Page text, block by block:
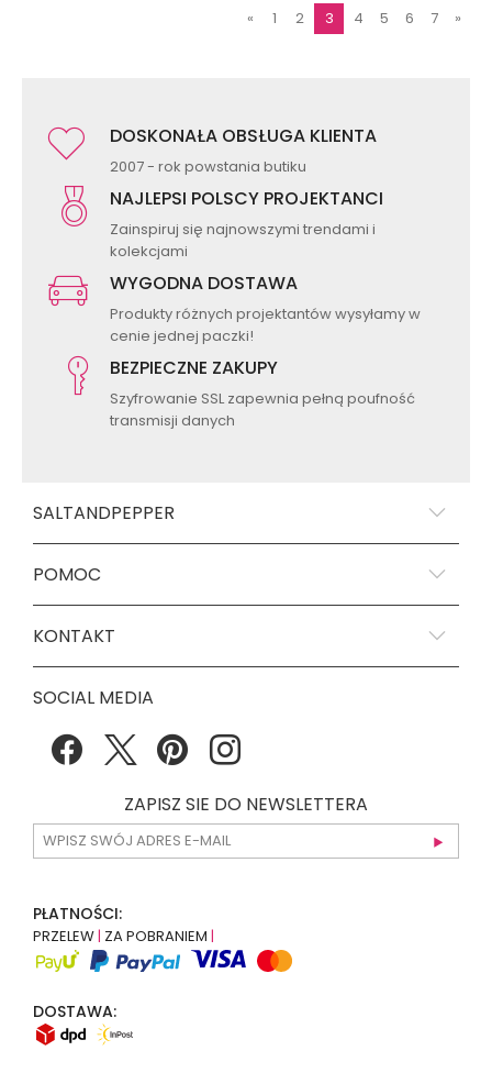
« 1 2 3 4 5 6 7 »
DOSKONAŁA OBSŁUGA KLIENTA
2007 - rok powstania butiku
NAJLEPSI POLSCY PROJEKTANCI
Zainspiruj się najnowszymi trendami i
kolekcjami
WYGODNA DOSTAWA
Produkty różnych projektantów wysyłamy w
cenie jednej paczki!
BEZPIECZNE ZAKUPY
Szyfrowanie SSL zapewnia pełną poufność
transmisji danych
SALTANDPEPPER
POMOC
KONTAKT
SOCIAL MEDIA
ZAPISZ SIE DO NEWSLETTERA
PŁATNOŚCI:
PRZELEW| ZA POBRANIEM |
DOSTAWA: